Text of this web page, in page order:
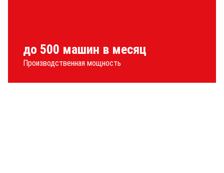
до 500 машин в месяц
Производственная мощность